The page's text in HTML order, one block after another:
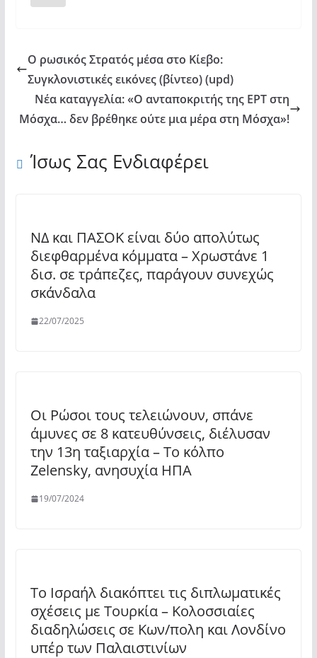
Ο ρωσικός Στρατός μέσα στο Κίεβο:
Συγκλονιστικές εικόνες (βίντεο) (upd)
Νέα καταγγελία: «Ο ανταποκριτής της ΕΡΤ στη
Μόσχα… δεν βρέθηκε ούτε μια μέρα στη Μόσχα»!
Ίσως Σας Ενδιαφέρει
ΝΔ και ΠΑΣΟΚ είναι δύο απολύτως
διεφθαρμένα κόμματα – Χρωστάνε 1
δισ. σε τράπεζες, παράγουν συνεχώς
σκάνδαλα
22/07/2025
Οι Ρώσοι τους τελειώνουν, σπάνε
άμυνες σε 8 κατευθύνσεις, διέλυσαν
την 13η ταξιαρχία – Το κόλπο
Zelensky, ανησυχία ΗΠΑ
19/07/2024
Το Ισραήλ διακόπτει τις διπλωματικές
σχέσεις με Τουρκία – Κολοσσιαίες
διαδηλώσεις σε Κων/πολη και Λονδίνο
υπέρ των Παλαιστινίων